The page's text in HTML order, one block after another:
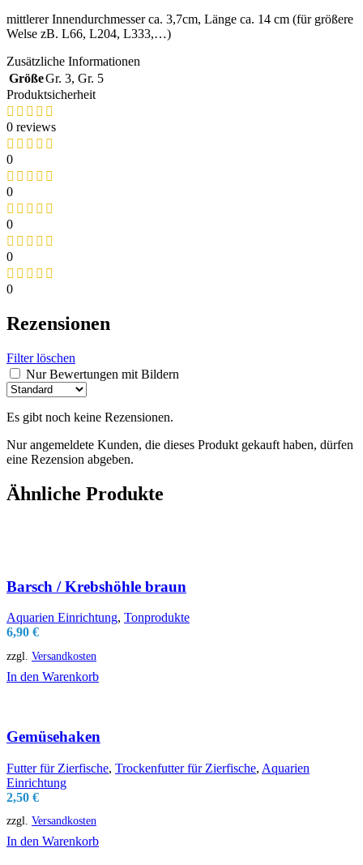
mittlerer Innendurchmesser ca. 3,7cm, Länge ca. 14 cm (für größere
Welse zB. L66, L204, L333,…)
Zusätzliche Informationen
GrößeGr. 3, Gr. 5
Produktsicherheit
0 reviews
0
0
0
0
0
Rezensionen
Filter löschen
Nur Bewertungen mit Bildern
Es gibt noch keine Rezensionen.
Nur angemeldete Kunden, die dieses Produkt gekauft haben, dürfen
eine Rezension abgeben.
Ähnliche Produkte
Barsch / Krebshöhle braun
Aquarien Einrichtung, Tonprodukte
6,90 €
zzgl. Versandkosten
In den Warenkorb
Gemüsehaken
Futter für Zierfische, Trockenfutter für Zierfische, Aquarien
Einrichtung
2,50 €
zzgl. Versandkosten
In den Warenkorb